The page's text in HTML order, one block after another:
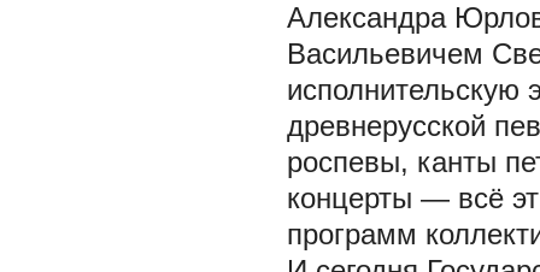
Александра
Васильевичем
исполнительскую
древнерусской
роспевы, канты
концерты — всё
программ